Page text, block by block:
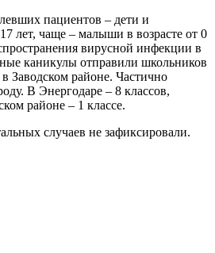
пациентов – дети и
лет, чаще – малыши в возрасте от 0
вирусной инфекции в
каникулы отправили школьников
Заводском районе. Частично
В Энергодаре – 8 классов,
районе – 1 классе.
случаев не зафиксировали.